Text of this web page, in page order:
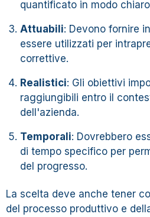
quantificato in modo
Attuabili: Devono fornire
essere utilizzati per
correttive.
Realistici: Gli obiettivi
raggiungibili entro il
dell'azienda.
Temporali: Dovrebbero
di tempo specifico per
del progresso.
La scelta deve anche tener
del processo produttivo e